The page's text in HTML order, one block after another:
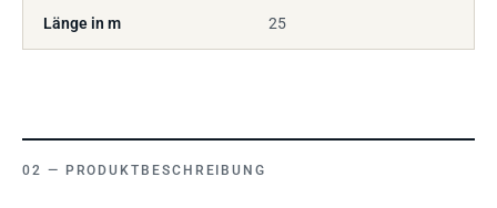
Länge in m 25
PRODUKTBESCHREIBUNG